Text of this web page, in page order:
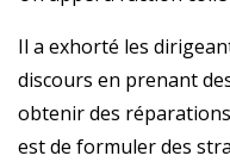
Il a exhorté les
discours en prenant
obtenir des
est de formuler des